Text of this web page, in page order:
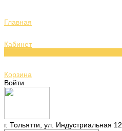
Главная
Кабинет
Корзина
Войти
г. Тольятти, ул. Индустриальная 12